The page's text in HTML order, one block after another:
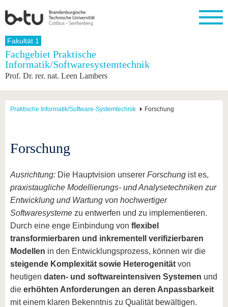
Startseite
Universität
Karriere
Partnerschaften
Forschung
Forschung
Forschungsprofil
Nachwuchs
Studium
Studium
Nach
dem
International
Profil
Aus dem
Ausland
Für
Studierende
Weiterbildung
Weiterbildung
Fachkräfte
Wirtschafts-
Innovative
Transferprojekte
Lernen
Sie uns
Werte
Region
erleben
Fakultät 1
Fachgebiet Praktische
Informatik/Softwaresystemtechnik
Prof. Dr. rer. nat. Leen Lambers
Praktische Informatik/Software-Systemtechnik Forschung
Forschung
Ausrichtung: Die Hauptvision unserer Forschung ist es,
praxistaugliche Modellierungs- und Analysetechniken zur
Entwicklung und Wartung von hochwertiger
Softwaresysteme zu entwerfen und zu implementieren.
Durch eine enge Einbindung von flexibel
transformierbaren und inkrementell verifizierbaren
Modellen in den Entwicklungsprozess, können wir die
steigende Komplexität sowie Heterogenität von
heutigen daten- und softwareintensiven Systemen und
die erhöhten Anforderungen an deren Anpassbarkeit
mit einem klaren Bekenntnis zu Qualität bewältigen.